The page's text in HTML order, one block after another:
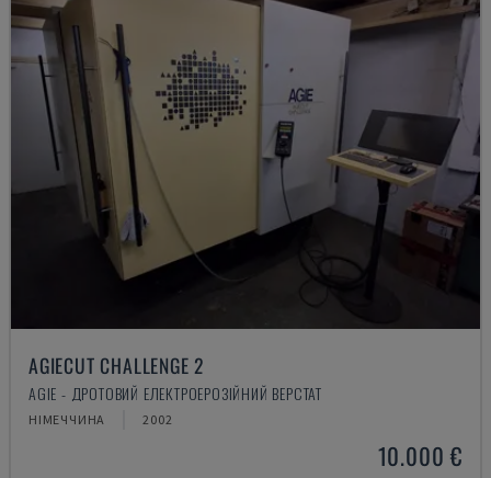
AGIECUT CHALLENGE 2
AGIE - ДРОТОВИЙ ЕЛЕКТРОЕРОЗІЙНИЙ ВЕРСТАТ
НІМЕЧЧИНА 2002
10.000 €